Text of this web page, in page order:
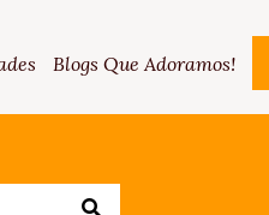
Blogs Que Adoramos!